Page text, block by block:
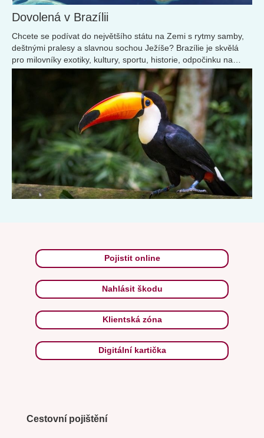
Dovolená v Brazílii
Chcete se podívat do největšího státu na Zemi s rytmy samby,
deštnými pralesy a slavnou sochou Ježíše? Brazílie je skvělá
pro milovníky exotiky, kultury, sportu, historie, odpočinku na
plážích i dobrodruhy.
Pojistit online
Nahlásit škodu
Klientská zóna
Digitální kartička
Cestovní pojištění